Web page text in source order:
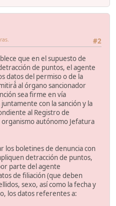
#2
que en el supuesto de
de puntos, el agente
datos del permiso o de la
al órgano sancionador
sea firme en vía
con la sanción y la
al Registro de
autónomo Jefatura
los boletines de denuncia con
detracción de puntos,
parte del agente
de filiación (que deben
sexo, así como la fecha y
los datos referentes a: